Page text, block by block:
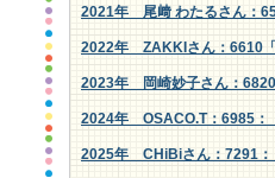
2021年 尾﨑 わたるさん：
2022年 ZAKKIさん：6610
2023年 岡崎妙子さん：
2024年 OSACO.T：6985：
2025年 CHiBiさん：7291：